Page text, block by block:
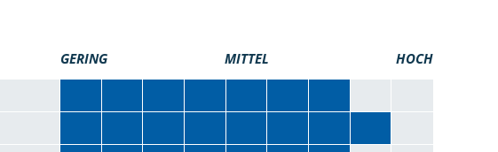
GERING MITTEL HOCH